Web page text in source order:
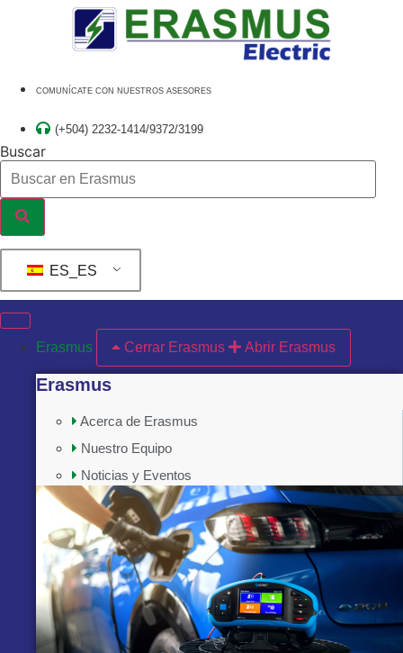
COMUNÍCATE CON NUESTROS ASESORES
(+504) 2232-1414/9372/3199
Buscar
ES_ES
Erasmus Cerrar Erasmus Abrir Erasmus
Erasmus
Acerca de Erasmus
Nuestro Equipo
Noticias y Eventos